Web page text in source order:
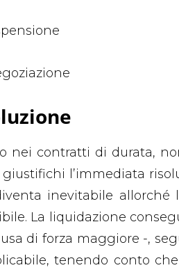
nei contratti di durata,
l’immediata
inevitabile allorché
La liquidazione
di forza maggiore -,
tenendo conto